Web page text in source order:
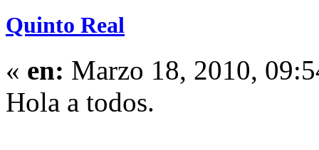
Quinto Real
« en: Marzo 18, 2010,
Hola a todos.